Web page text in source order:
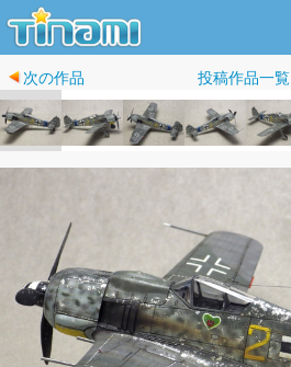
次の作品 投稿作品一覧